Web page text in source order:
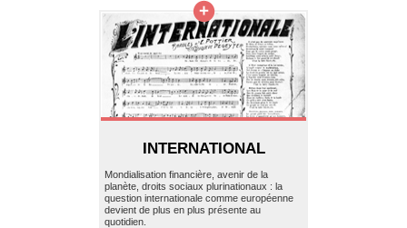
INTERNATIONAL
Mondialisation financière, avenir de la
planète, droits sociaux plurinationaux : la
question internationale comme européenne
devient de plus en plus présente au
quotidien.